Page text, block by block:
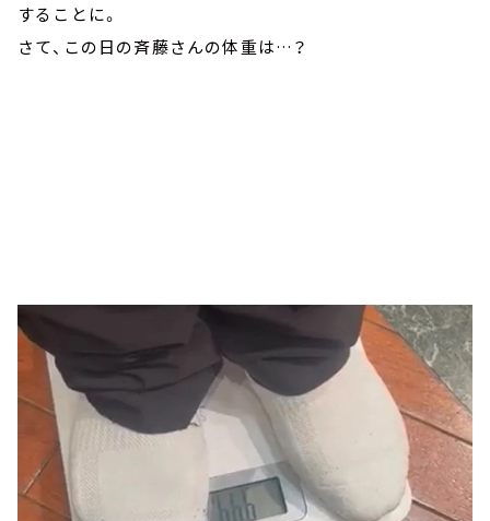
することに。
さて、この日の斉藤さんの体重は…？